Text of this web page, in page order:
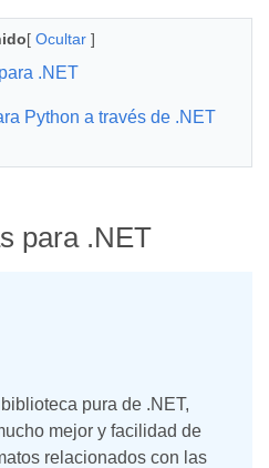
[ Ocultar ]
.NET
Python a través de .NET
para .NET
pura de .NET,
mejor y facilidad de
relacionados con las